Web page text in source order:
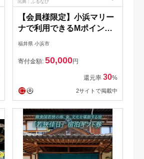
出典：ふるなび
【会員様限定】小浜マリー
ナで利用できるMポイント
15,000円[E-095001]
福井県 小浜市
寄付金額: 50,000円
還元率 30%
2サイトで掲載中